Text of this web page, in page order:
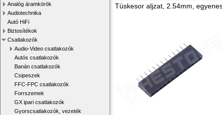
Analóg áramkörök
Audiotechnika
Autó HiFi
Biztosítékok
Csatlakozók
Audio-Video csatlakozók
Autós csatlakozók
Banán csatlakozók
Csipeszek
FFC-FPC csatlakozók
Forrszemek
GX ipari csatlakozók
Gyorscsatlakozók, vezeték
Tüskesor aljzat, 2.54mm,